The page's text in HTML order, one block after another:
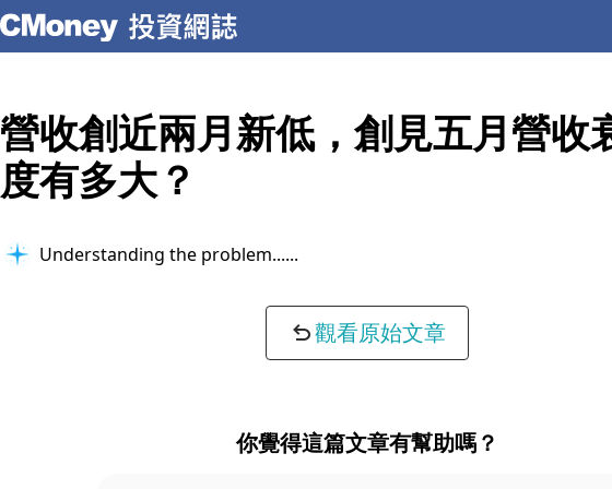
營收創近兩月新低，創見五月營收
度有多大？
Understanding the problem...
觀看原始文章
你覺得這篇文章有幫助嗎？